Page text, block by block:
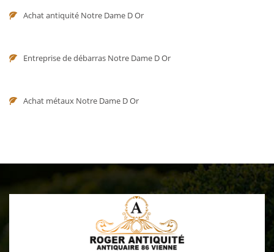
Achat antiquité Notre Dame D Or
Entreprise de débarras Notre Dame D Or
Achat métaux Notre Dame D Or